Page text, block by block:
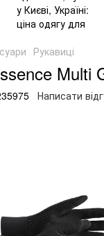
Рукавиці
Multi
Написати